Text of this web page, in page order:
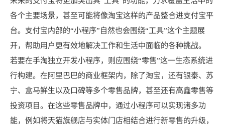
各个主要场景，甚至可能将像淘宝这样的产品整合进支付宝平
台。支付宝内部的“小程序”自然也会围绕“工具”这个主题展
开，帮助用户更有效地解决工作和生活中面临的各种挑战。
若要在手淘独立开发小程序，则应围绕“零售”这一生态系统进
行构建。在阿里巴巴的商业框架内，除了淘宝，还有银泰、苏
宁、盒马鲜生以及口碑等多个零售品牌，甚至还有高鑫零售等
投资项目。在这些零售品牌中，通过小程序可以实现诸多功
能，例如将天猫旗舰店与实体门店相结合进行新零售的升级，